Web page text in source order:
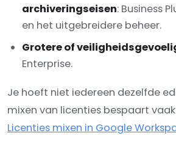
archiveringseisen: Business
en het uitgebreidere beheer.
Grotere of
Enterprise.
Je hoeft niet iedereen dezelfde
mixen van licenties bespaart
Licenties mixen in Google